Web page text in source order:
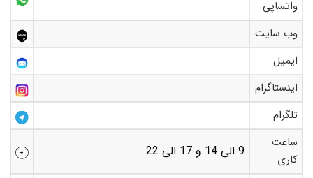
واتساپی
وب سایت
ایمیل
اینستاگرام
تلگرام
ساعت
کاری
9 الی 14 و 17 الی 22